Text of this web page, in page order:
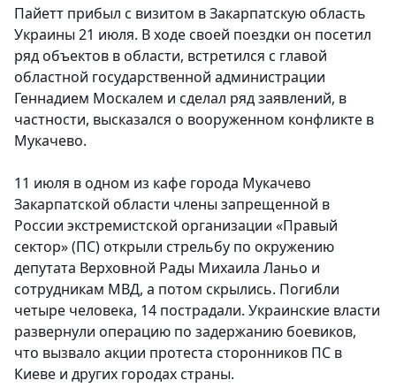
Пайетт прибыл с визитом в Закарпатскую область
Украины 21 июля. В ходе своей поездки он посетил
ряд объектов в области, встретился с главой
областной государственной администрации
Геннадием Москалем и сделал ряд заявлений, в
частности, высказался о вооруженном конфликте в
Мукачево.
11 июля в одном из кафе города Мукачево
Закарпатской области члены запрещенной в
России экстремистской организации «Правый
сектор» (ПС) открыли стрельбу по окружению
депутата Верховной Рады Михаила Ланьо и
сотрудникам МВД, а потом скрылись. Погибли
четыре человека, 14 пострадали. Украинские власти
развернули операцию по задержанию боевиков,
что вызвало акции протеста сторонников ПС в
Киеве и других городах страны.